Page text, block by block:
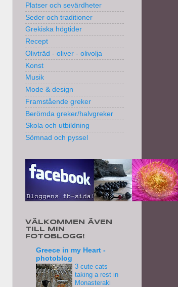
Platser och sevärdheter
Seder och traditioner
Grekiska högtider
Recept
Olivträd - oliver - olivolja
Konst
Musik
Mode & design
Framstående greker
Berömda greker/halvgreker
Skola och utbildning
Sömnad och pyssel
VÄLKOMMEN ÄVEN
TILL MIN
FOTOBLOGG!
Greece in my Heart -
photoblog
3 cute cats
taking a rest in
Monasteraki